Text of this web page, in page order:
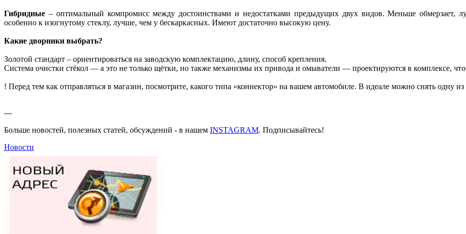
Гибридные – оптимальный компромисс между достоинствами и недостатками предыдущих двух видов. Меньше обмерзает,
особенно к изогнутому стеклу, лучше, чем у бескаркасных. Имеют достаточно высокую цену.
Какие дворники выбрать?
Золотой стандарт – ориентироваться на заводскую комплектацию, длину, способ крепления.
Система очистки стёкол — а это не только щётки, но также механизмы их привода и омыватели — проектируются в комплексе,
! Перед тем как отправляться в магазин, посмотрите, какого типа «коннектор» на вашем автомобиле. В идеале можно снять одну
---
Больше новостей, полезных статей, обсуждений - в нашем INSTAGRAM. Подписывайтесь!
Новости